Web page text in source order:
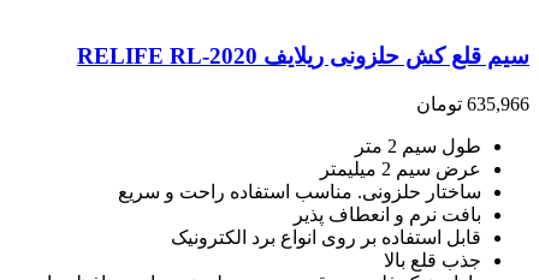
سیم قلع کش حلزونی ریلایف RELIFE RL-2020
635,966 تومان
طول سیم 2 متر
عرض سیم 2 میلیمتر
ساختار حلزونی. مناسب استفاده راحت و سریع
بافت نرم و انعطاف پذیر
قابل استفاده بر روی انواع برد الکترونیک
جذب قلع بالا